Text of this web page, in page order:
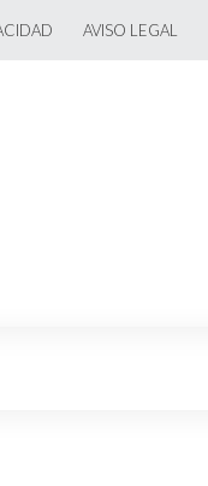
AVISO LEGAL